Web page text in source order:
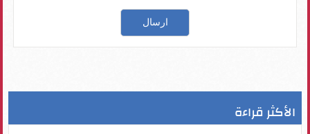
الأكثر قراءة